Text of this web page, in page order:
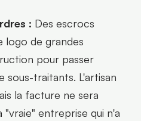
: Des escrocs
logo de grandes
pour passer
sous-traitants. L'artisan
la facture ne sera
"vraie" entreprise qui n'a